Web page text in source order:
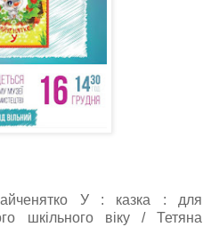
У : казка : для
шкільного віку / Тетяна